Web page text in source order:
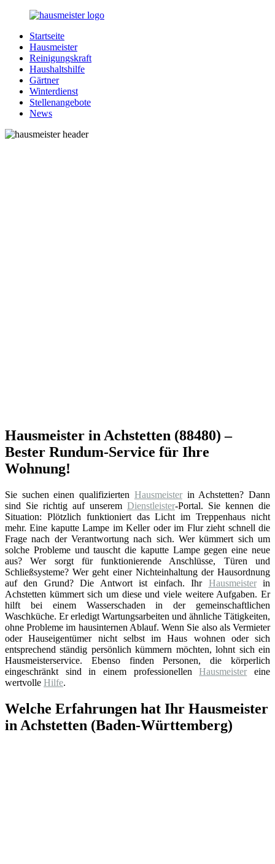
Zurück
Inhalt
Hausmeister.de
Alles
rund
Ihren
Haushalt
Startseite
Hausmeister
Reinigungskraft
Haushaltshilfe
Gärtner
Winterdienst
Stellenangebote
News
Hausmeister in Achstetten (88480) –
Bester Rundum-Service für Ihre
Wohnung!
Sie suchen einen qualifizierten Hausmeisterin Achstetten? Dann
sind Sie richtig auf unserem Dienstleister-Portal. Sie kennen die
Situation: Plötzlich funktioniert das Licht im Treppenhaus nicht
mehr. Eine kaputte Lampe im Keller oder im Flur zieht schnell die
Frage nach der Verantwortung nach sich. Wer kümmert sich um
solche Probleme und tauscht die kaputte Lampe gegen eine neue
aus? Wer sorgt für funktionierende Anschlüsse, Türen und
Schließsysteme? Wer geht einer Nichteinhaltung der Hausordnung
auf den Grund? Die Antwort ist einfach. Ihr Hausmeisterin
Achstetten kümmert sich um diese und viele weitere Aufgaben. Er
hilft bei einem Wasserschaden in der gemeinschaftlichen
Waschküche. Er erledigt Wartungsarbeiten und ähnliche Tätigkeiten,
ohne Probleme im hausinternen Ablauf. Wenn Sie also als Vermieter
oder Hauseigentümer nicht selbst im Haus wohnen oder sich
entsprechend ständig persönlich kümmern möchten, lohnt sich ein
Hausmeisterservice. Ebenso finden Personen, die körperlich
eingeschränkt sind in einem professionellenHausmeister eine
wertvolle Hilfe.
Welche Erfahrungen hat Ihr Hausmeister
in Achstetten (Baden-Württemberg)